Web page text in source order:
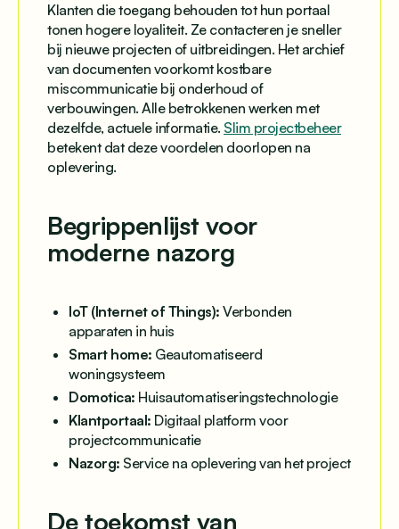
Klanten die toegang behouden tot hun portaal
tonen hogere loyaliteit. Ze contacteren je sneller
bij nieuwe projecten of uitbreidingen. Het archief
van documenten voorkomt kostbare
miscommunicatie bij onderhoud of
verbouwingen. Alle betrokkenen werken met
dezelfde, actuele informatie. Slim projectbeheer
betekent dat deze voordelen doorlopen na
oplevering.
Begrippenlijst voor
moderne nazorg
IoT (Internet of Things): Verbonden
apparaten in huis
Smart home: Geautomatiseerd
woningsysteem
Domotica: Huisautomatiseringstechnologie
Klantportaal: Digitaal platform voor
projectcommunicatie
Nazorg: Service na oplevering van het project
De toekomst van